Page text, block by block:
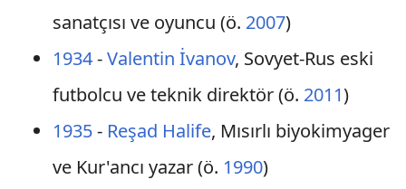
sanatçısı ve oyuncu (ö. 2007)
1934-Valentin İvanov, Sovyet-Rus eski
futbolcu ve teknik direktör (ö. 2011)
1935- Reşad Halife, Mısırlı biyokimyager
ve Kur'ancı yazar (ö. 1990)